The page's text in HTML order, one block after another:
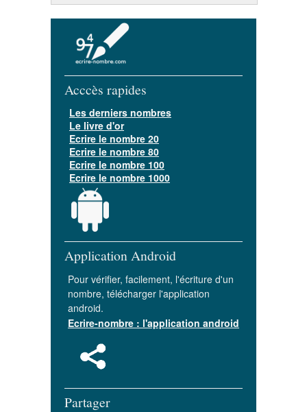
Acccès rapides
Les derniers nombres
Le livre d'or
Ecrire le nombre 20
Ecrire le nombre 80
Ecrire le nombre 100
Ecrire le nombre 1000
Application Android
Pour vérifier, facilement, l'écriture d'un
nombre, télécharger l'application
android.
Ecrire-nombre : l'application android
Partager